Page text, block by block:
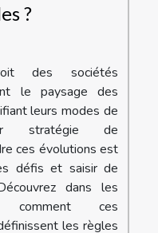
?
des sociétés
le paysage des
leurs modes de
stratégie de
ces évolutions est
défis et saisir de
dans les
comment ces
les règles